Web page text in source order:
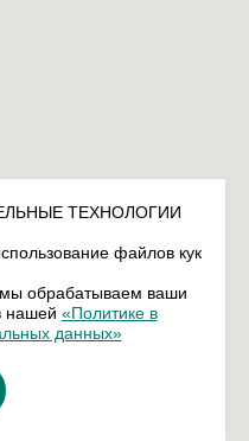
ТЕХНОЛОГИИ
файлов кук
обрабатываем ваши
нашей «Политике в
данных»